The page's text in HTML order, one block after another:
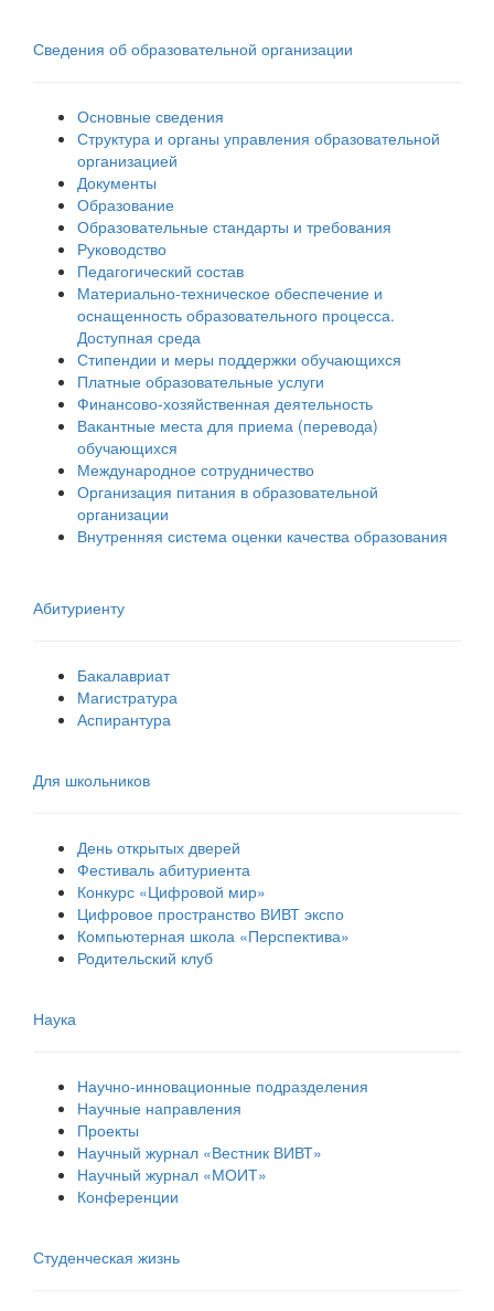
Сведения об образовательной организации
Основные сведения
Структура и органы управления образовательной
организацией
Документы
Образование
Образовательные стандарты и требования
Руководство
Педагогический состав
Материально-техническое обеспечение и
оснащенность образовательного процесса.
Доступная среда
Стипендии и меры поддержки обучающихся
Платные образовательные услуги
Финансово-хозяйственная деятельность
Вакантные места для приема (перевода)
обучающихся
Международное сотрудничество
Организация питания в образовательной
организации
Внутренняя система оценки качества образования
Абитуриенту
Бакалавриат
Магистратура
Аспирантура
Для школьников
День открытых дверей
Фестиваль абитуриента
Конкурс «Цифровой мир»
Цифровое пространство ВИВТ экспо
Компьютерная школа «Перспектива»
Родительский клуб
Наука
Научно-инновационные подразделения
Научные направления
Проекты
Научный журнал «Вестник ВИВТ»
Научный журнал «МОИТ»
Конференции
Студенческая жизнь